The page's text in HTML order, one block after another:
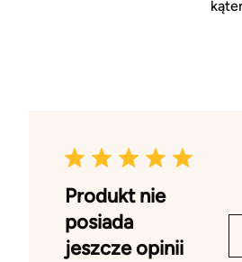
Produkt nie
posiada
jeszcze opinii